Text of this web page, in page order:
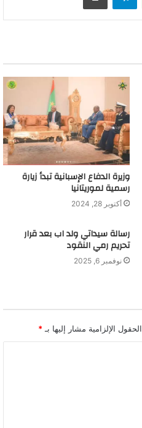
وزيرة الدفاع الإسبانية تبدأ زيارة
رسمية لموريتانيا
أكتوبر 28, 2024
رسالة سيداتي ولد اب بعد قرار
تحريم رمي النقود
نوفمبر 6, 2025
الحقول الإلزامية مشار إليها بـ *